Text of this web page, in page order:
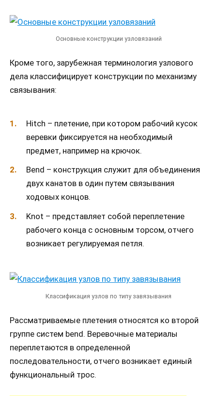
Основные конструкции узловязаний
Кроме того, зарубежная терминология узлового
дела классифицирует конструкции по механизму
связывания:
Hitch – плетение, при котором рабочий кусок
веревки фиксируется на необходимый
предмет, например на крючок.
Bend – конструкция служит для объединения
двух канатов в один путем связывания
ходовых концов.
Knot – представляет собой переплетение
рабочего конца с основным торсом, отчего
возникает регулируемая петля.
Классификация узлов по типу завязывания
Рассматриваемые плетения относятся ко второй
группе систем bend. Веревочные материалы
переплетаются в определенной
последовательности, отчего возникает единый
функциональный трос.